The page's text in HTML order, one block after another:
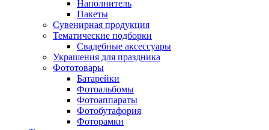
Наполнитель
Пакеты
Сувенирная продукция
Тематические подборки
Свадебные аксессуары
Украшения для праздника
Фототовары
Батарейки
Фотоальбомы
Фотоаппараты
Фотобутафория
Фоторамки